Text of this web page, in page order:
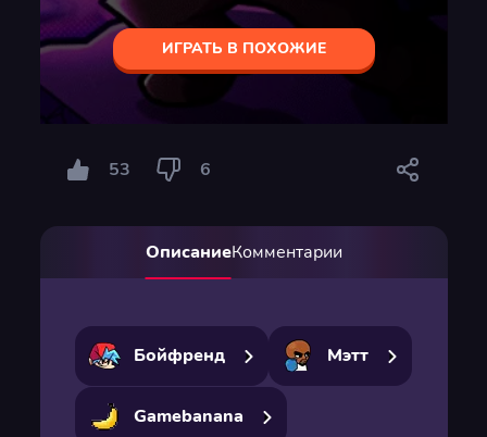
ИГРАТЬ В ПОХОЖИЕ
53 6
ОписаниеКомментарии
Бойфренд Мэтт
Gamebanana